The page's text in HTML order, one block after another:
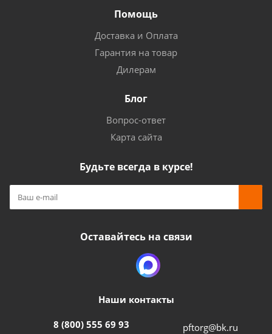
Помощь
Доставка и Оплата
Гарантия на товар
Дилерам
Блог
Вопрос-ответ
Карта сайта
Будьте всегда в курсе!
Оставайтесь на связи
Наши контакты
8 (800) 555 69 93 pftorg@bk.ru